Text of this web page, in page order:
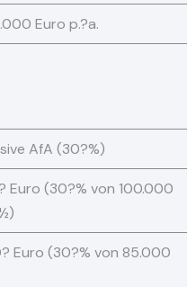
Euro p.?a.
AfA (30?%)
Euro (30?% von 100.000
Euro (30?% von 85.000